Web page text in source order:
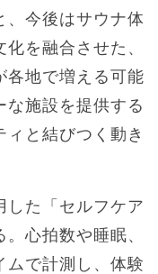
、今後はサウナ体
を融合させた、
各地で増える可能
な施設を提供する
と結びつく動き
した「セルフケア
心拍数や睡眠、
ムで計測し、体験